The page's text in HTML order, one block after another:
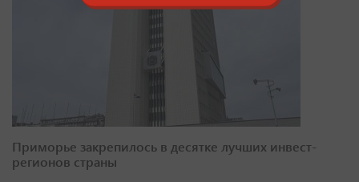
Приморье закрепилось в десятке лучших инвест-
регионов страны